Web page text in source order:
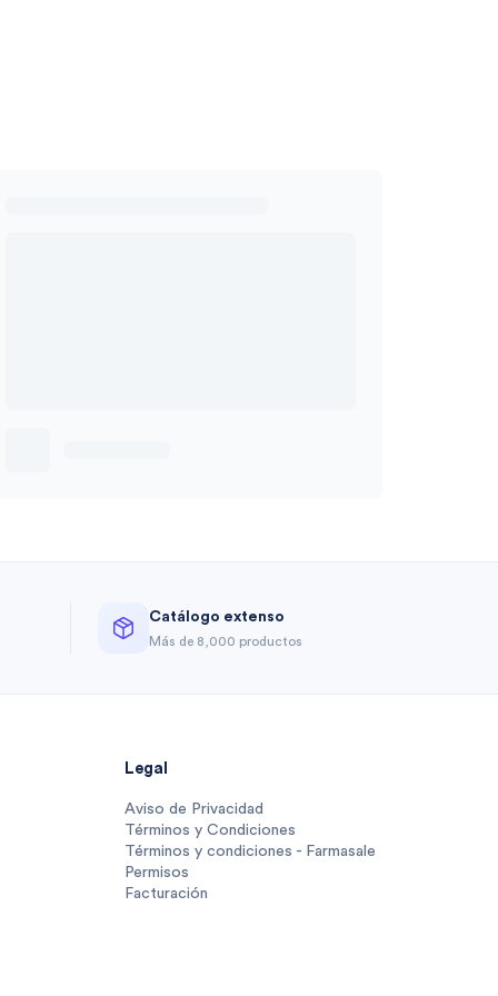
Catálogo extenso
Más de 8,000 productos
Legal
Aviso de Privacidad
Términos y Condiciones
Términos y condiciones - Farmasale
Permisos
Facturación